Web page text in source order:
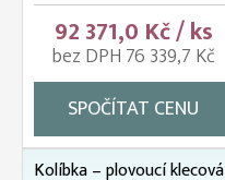
92 371,0 Kč / ks
bez DPH 76 339,7 Kč
SPOČÍTAT CENU
Kolíbka – plovoucí klecová